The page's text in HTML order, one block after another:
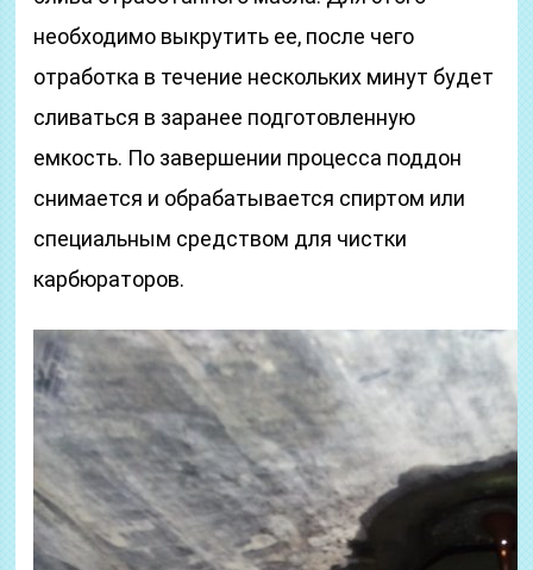
необходимо выкрутить ее, после чего
отработка в течение нескольких минут будет
сливаться в заранее подготовленную
емкость. По завершении процесса поддон
снимается и обрабатывается спиртом или
специальным средством для чистки
карбюраторов.